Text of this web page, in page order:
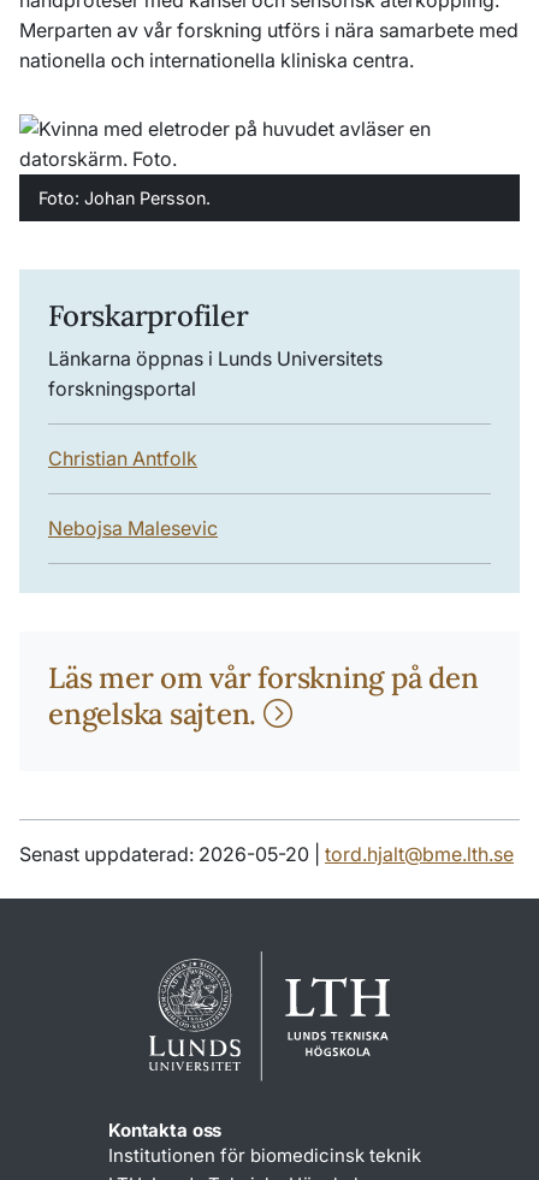
Merparten av vår forskning utförs i nära samarbete med
nationella och internationella kliniska centra.
Foto: Johan Persson.
Forskarprofiler
Länkarna öppnas i Lunds Universitets
forskningsportal
Christian Antfolk
Nebojsa Malesevic
Läs mer om vår forskning på den
engelska sajten.
Senast uppdaterad: 2026-05-20 | tord.hjalt@bme.lth.se
Kontakta oss
Institutionen för biomedicinsk teknik